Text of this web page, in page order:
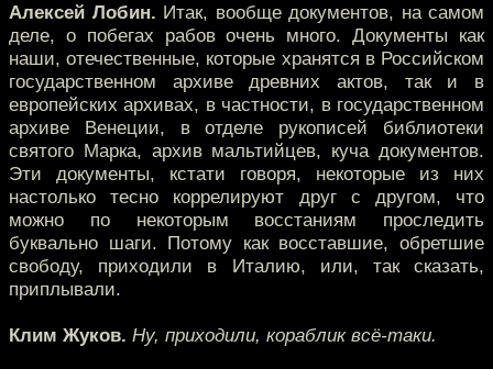
Алексей Лобин. Итак, вообще документов, на самом
деле, о побегах рабов очень много. Документы как
наши, отечественные, которые хранятся в Российском
государственном архиве древних актов, так и в
европейских архивах, в частности, в государственном
архиве Венеции, в отделе рукописей библиотеки
святого Марка, архив мальтийцев, куча документов.
Эти документы, кстати говоря, некоторые из них
настолько тесно коррелируют друг с другом, что
можно по некоторым восстаниям проследить
буквально шаги. Потому как восставшие, обретшие
свободу, приходили в Италию, или, так сказать,
приплывали.
Клим Жуков. Ну, приходили, кораблик всё-таки.